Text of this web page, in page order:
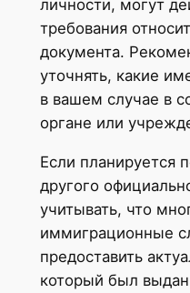
личности, могут
требования
документа.
уточнять, какие
в вашем случае в
органе или
Если планируется
другого
учитывать, что
иммиграционные
предоставить
который был